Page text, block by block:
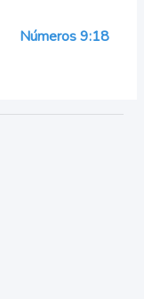
Números 9:18